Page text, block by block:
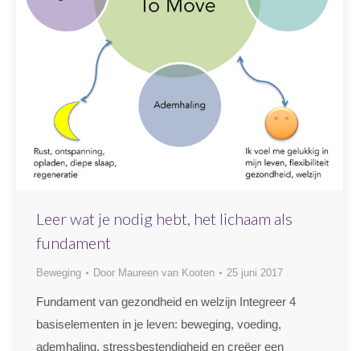
Leer wat je nodig hebt, het lichaam als
fundament
Beweging Door Maureen van Kooten 25 juni 2017
Fundament van gezondheid en welzijn Integreer 4
basiselementen in je leven: beweging, voeding,
ademhaling, stressbestendigheid en creëer een